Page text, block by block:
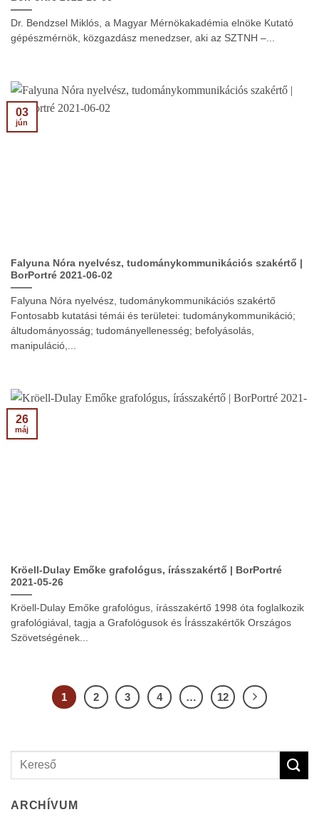
Dr. Bendzsel Miklós, a Magyar Mérnökakadémia elnöke Kutató
gépészmérnök, közgazdász menedzser, aki az SZTNH –...
Falyuna Nóra nyelvész, tudománykommunikációs szakértő |
BorPortré 2021-06-02
Falyuna Nóra nyelvész, tudománykommunikációs szakértő
Fontosabb kutatási témái és területei: tudománykommunikáció;
áltudományosság; tudományellenesség; befolyásolás,
manipuláció,...
03
jún
Kröell-Dulay Emőke grafológus, írásszakértő | BorPortré
2021-05-26
Kröell-Dulay Emőke grafológus, írásszakértő 1998 óta foglalkozik
grafológiával, tagja a Grafológusok és Írásszakértők Országos
Szövetségének...
26
máj
1 2 3 4 … 12
ARCHÍVUM